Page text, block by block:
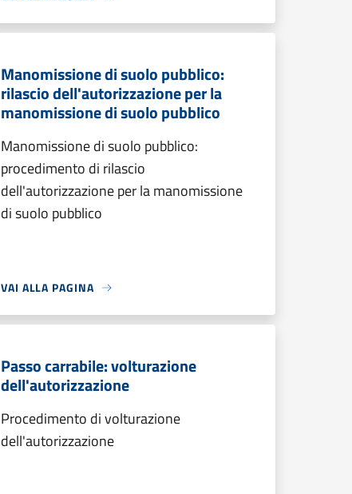
Manomissione di suolo pubblico:
rilascio dell'autorizzazione per la
manomissione di suolo pubblico
Manomissione di suolo pubblico:
procedimento di rilascio
dell'autorizzazione per la manomissione
di suolo pubblico
VAI ALLA PAGINA
Passo carrabile: volturazione
dell'autorizzazione
Procedimento di volturazione
dell'autorizzazione